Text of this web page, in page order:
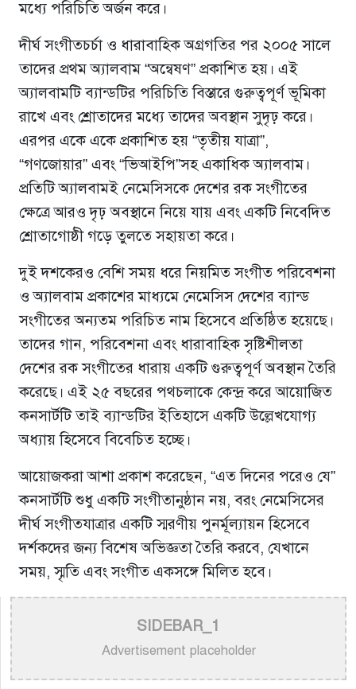
মধ্যে পরিচিতি অর্জন করে।
দীর্ঘ সংগীতচর্চা ও ধারাবাহিক অগ্রগতির পর ২০০৫ সালে
তাদের প্রথম অ্যালবাম “অন্বেষণ” প্রকাশিত হয়। এই
অ্যালবামটি ব্যান্ডটির পরিচিতি বিস্তারে গুরুত্বপূর্ণ ভূমিকা
রাখে এবং শ্রোতাদের মধ্যে তাদের অবস্থান সুদৃঢ় করে।
এরপর একে একে প্রকাশিত হয় “তৃতীয় যাত্রা”,
“গণজোয়ার” এবং “ভিআইপি”সহ একাধিক অ্যালবাম।
প্রতিটি অ্যালবামই নেমেসিসকে দেশের রক সংগীতের
ক্ষেত্রে আরও দৃঢ় অবস্থানে নিয়ে যায় এবং একটি নিবেদিত
শ্রোতাগোষ্ঠী গড়ে তুলতে সহায়তা করে।
দুই দশকেরও বেশি সময় ধরে নিয়মিত সংগীত পরিবেশনা
ও অ্যালবাম প্রকাশের মাধ্যমে নেমেসিস দেশের ব্যান্ড
সংগীতের অন্যতম পরিচিত নাম হিসেবে প্রতিষ্ঠিত হয়েছে।
তাদের গান, পরিবেশনা এবং ধারাবাহিক সৃষ্টিশীলতা
দেশের রক সংগীতের ধারায় একটি গুরুত্বপূর্ণ অবস্থান তৈরি
করেছে। এই ২৫ বছরের পথচলাকে কেন্দ্র করে আয়োজিত
কনসার্টটি তাই ব্যান্ডটির ইতিহাসে একটি উল্লেখযোগ্য
অধ্যায় হিসেবে বিবেচিত হচ্ছে।
আয়োজকরা আশা প্রকাশ করেছেন, “এত দিনের পরেও যে”
কনসার্টটি শুধু একটি সংগীতানুষ্ঠান নয়, বরং নেমেসিসের
দীর্ঘ সংগীতযাত্রার একটি স্মরণীয় পুনর্মূল্যায়ন হিসেবে
দর্শকদের জন্য বিশেষ অভিজ্ঞতা তৈরি করবে, যেখানে
সময়, স্মৃতি এবং সংগীত একসঙ্গে মিলিত হবে।
SIDEBAR_1
Advertisement placeholder